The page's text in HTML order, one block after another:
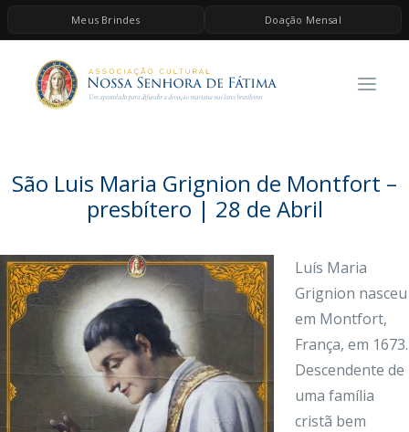
Meus Brindes Doação Mensal
HOME
A ASSOCIAÇÃO
AS MELHORES MÚSICAS CATÓLICAS
QUERO DOAR
São Luis Maria Grignion de Montfort –
presbítero | 28 de Abril
Luís Maria
Grignion nasceu
em Montfort,
França, em 1673.
Descendente de
uma família
cristã bem